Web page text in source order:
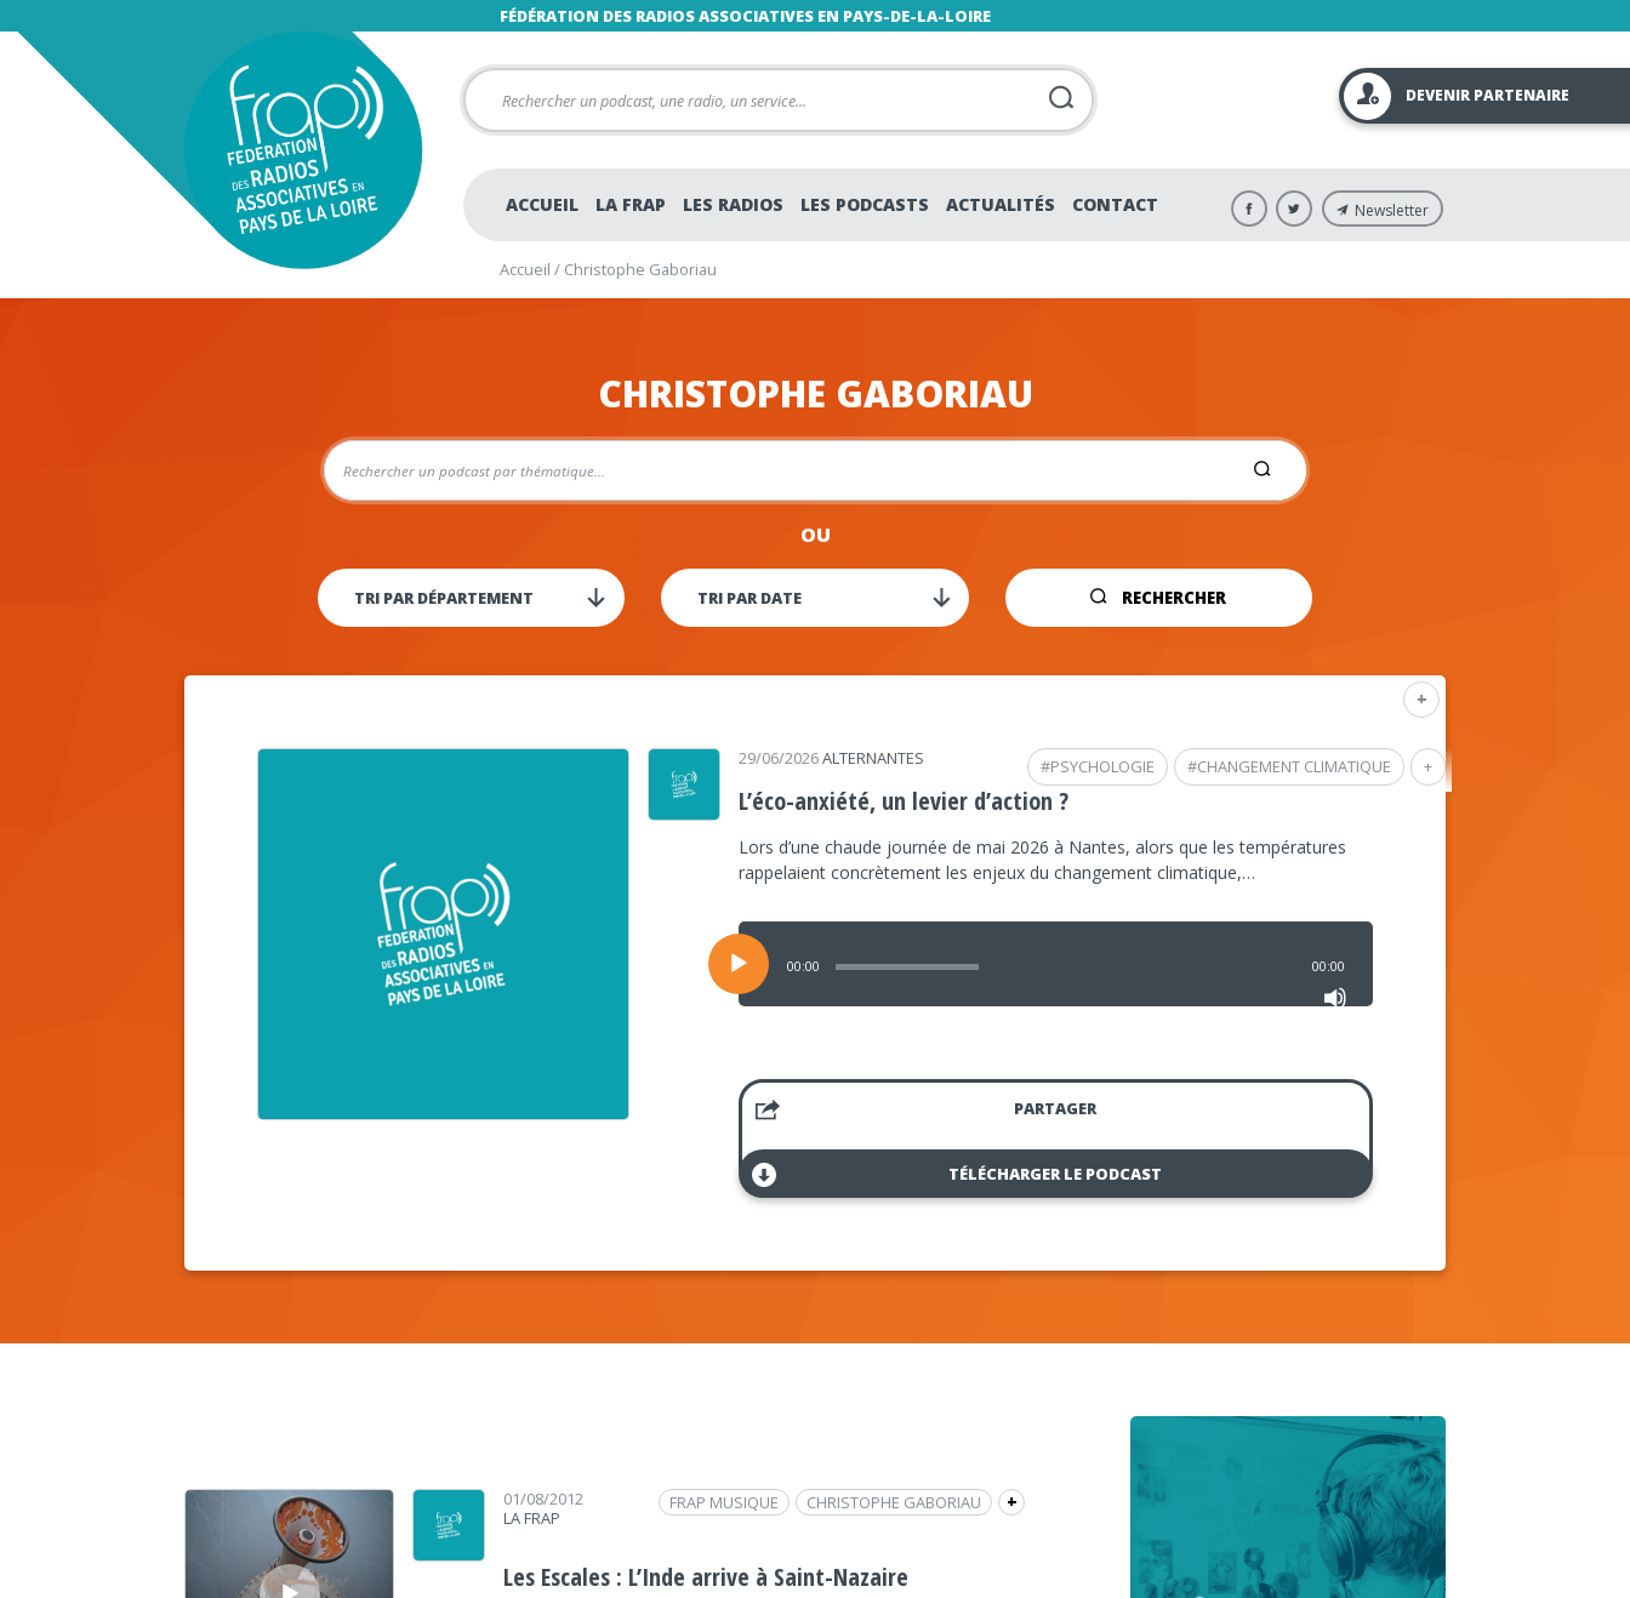
FÉDÉRATION DES RADIOS ASSOCIATIVES EN PAYS-DE-LA-LOIRE
DEVENIR PARTENAIRE
ACCUEIL LA FRAP LES RADIOS LES PODCASTS ACTUALITÉS CONTACT Newsletter
Accueil / Christophe Gaboriau
CHRISTOPHE GABORIAU
OU
RECHERCHER
+
+
#CHANGEMENT CLIMATIQUE
#PSYCHOLOGIE
29/06/2026ALTERNANTES
L’éco-anxiété, un levier d’action ?
Lors d’une chaude journée de mai 2026 à Nantes, alors que les températures
rappelaient concrètement les enjeux du changement climatique,…
Lecteur
audio
00:00 00:00
PARTAGER
TÉLÉCHARGER LE PODCAST
Lecteur audio
01/08/2012
LA FRAP
+
CHRISTOPHE GABORIAU
FRAP MUSIQUE
Les Escales : L’Inde arrive à Saint-Nazaire